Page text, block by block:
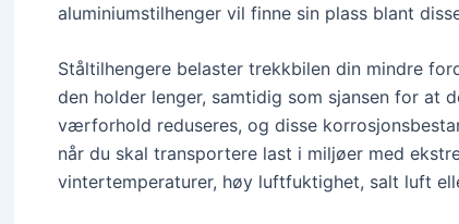
aluminiumstilhenger vil finne sin plass blant
Ståltilhengere belaster trekkbilen din mindre
den holder lenger, samtidig som sjansen for at
værforhold reduseres, og disse
når du skal transportere last i miljøer med
vintertemperaturer, høy luftfuktighet, salt luft